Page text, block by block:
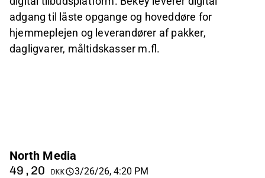
adgang til låste opgange og hoveddøre for
hjemmeplejen og leverandører af pakker,
dagligvarer, måltidskasser m.fl.
North Media
49,20 DKK
3/26/26, 4:20 PM